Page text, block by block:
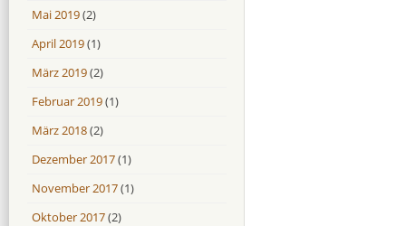
Mai 2019(2)
April 2019(1)
März 2019(2)
Februar 2019(1)
März 2018(2)
Dezember 2017(1)
November 2017(1)
Oktober 2017(2)